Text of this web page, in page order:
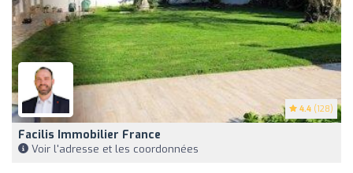
4.4 (128)
Facilis Immobilier France
Voir l'adresse et les coordonnées